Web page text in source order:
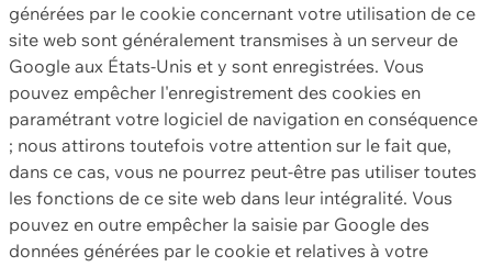
générées par le cookie concernant votre utilisation de ce
site web sont généralement transmises à un serveur de
Google aux États-Unis et y sont enregistrées. Vous
pouvez empêcher l'enregistrement des cookies en
paramétrant votre logiciel de navigation en conséquence
; nous attirons toutefois votre attention sur le fait que,
dans ce cas, vous ne pourrez peut-être pas utiliser toutes
les fonctions de ce site web dans leur intégralité. Vous
pouvez en outre empêcher la saisie par Google des
données générées par le cookie et relatives à votre